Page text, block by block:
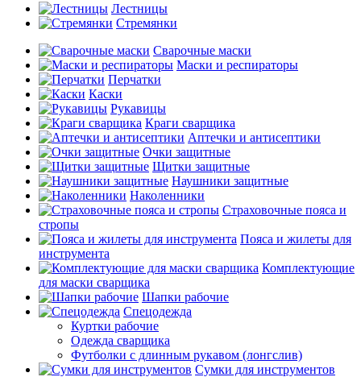
Лестницы
Стремянки
Сварочные маски
Маски и респираторы
Перчатки
Каски
Рукавицы
Краги сварщика
Аптечки и антисептики
Очки защитные
Щитки защитные
Наушники защитные
Наколенники
Страховочные пояса и
стропы
Пояса и жилеты для
инструмента
Комплектующие
для маски сварщика
Шапки рабочие
Спецодежда
Куртки рабочие
Одежда сварщика
Футболки с длинным рукавом (лонгслив)
Сумки для инструментов